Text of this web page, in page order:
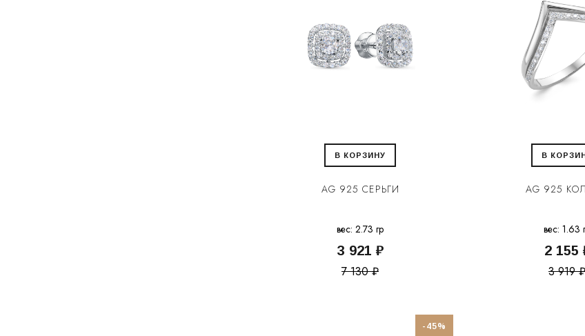
В КОРЗИНУ
AG 925 СЕРЬГИ
вес: 2.73 гр
3 921 ₽
7 130 ₽
В
AG 925
вес: 1.63
2 155
3 919 ₽
-45%